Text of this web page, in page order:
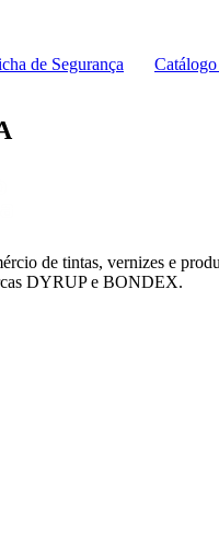
de Segurança
de tintas, vernizes e
DYRUP e BONDEX.